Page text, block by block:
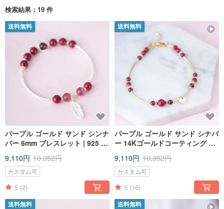
検索結果：19 件
送料無料
パープル ゴールド サンド シンナ
バー 6mm ブレスレット | 925 ス
ー クリスタル Tai Sui トランス
ファー ブレスレットを Tai Sui
9,110円 10,352円
カスタム可
5 (2)
送料無料
パープル ゴールド サンド シナバ
ー 14Kゴールドコーティング シ
石14KGF ブレスレット 天然石
カスタマイズ ブレスレット
9,110円 10,352円
カスタム可
5 (16)
送料無料 送料無料